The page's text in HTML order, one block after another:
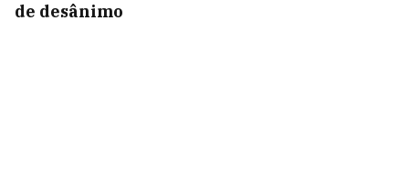
de desânimo